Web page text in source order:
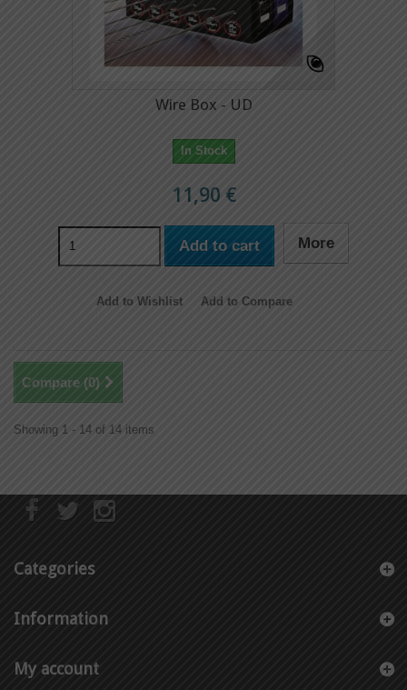
Wire Box - UD
In Stock
11,90 €
Add to cart More
Add to Wishlist Add to Compare
Compare (0)
Showing 1 - 14 of 14 items
Categories
Information
My account